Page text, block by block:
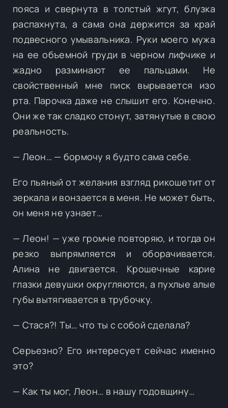
пояса и свернута в толстый жгут, блузка
распахнута, а сама она держится за край
подвесного умывальника. Руки моего мужа
на ее объемной груди в черном лифчике и
жадно разминают ее пальцами. Не
свойственный мне писк вырывается изо
рта. Парочка даже не слышит его. Конечно.
Они же так сладко стонут, затянутые в свою
реальность.
— Леон… — бормочу я будто сама себе.
Его пьяный от желания взгляд рикошетит от
зеркала и вонзается в меня. Не может быть,
он меня не узнает…
— Леон! — уже громче повторяю, и тогда он
резко выпрямляется и оборачивается.
Алина не двигается. Крошечные карие
глазки девушки округляются, а пухлые алые
губы вытягивается в трубочку.
— Стася?! Ты… что ты с собой сделала?
Серьезно? Его интересует сейчас именно
это?
— Как ты мог, Леон… в нашу годовщину…